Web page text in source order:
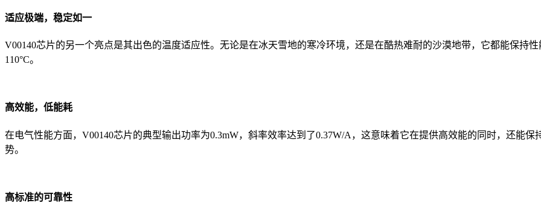
适应极端，稳定如一
V00140芯片的另一个亮点是其出色的温度适应性。无论是在冰天雪地的寒冷环境，还是在酷热难耐的沙漠地带，它都能保持
110°C。
高效能，低能耗
在电气性能方面，V00140芯片的典型输出功率为0.3mW，斜率效率达到了0.37W/A，这意味着它在提供高效能的同时，还能
势。
高标准的可靠性